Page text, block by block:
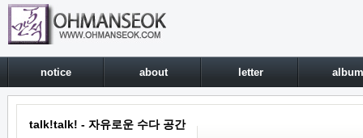
notice about letter album
talk!talk! - 자유로운 수다 공간